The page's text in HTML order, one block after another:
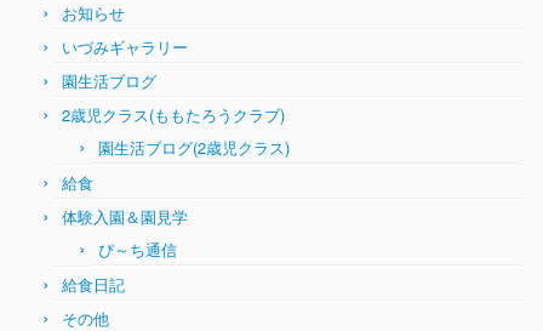
お知らせ
いづみギャラリー
園生活ブログ
2歳児クラス(ももたろうクラブ)
園生活ブログ(2歳児クラス)
給食
体験入園＆園見学
ぴ～ち通信
給食日記
その他